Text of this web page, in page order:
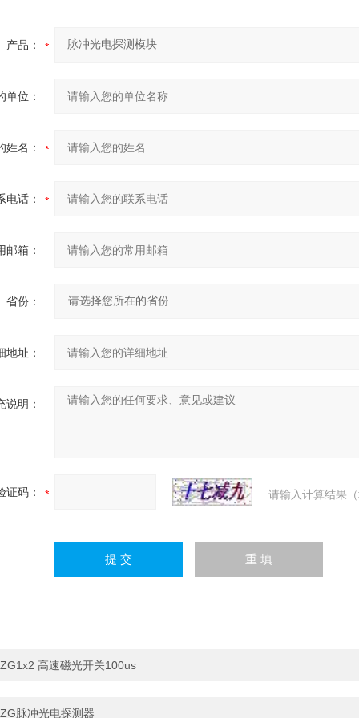
产品：
单位：
姓名：
电话：
邮箱：
省份：
地址：
说明：
证码： 请输入计算结果
ZG1x2 高速磁光开关100us
ZG脉冲光电探测器